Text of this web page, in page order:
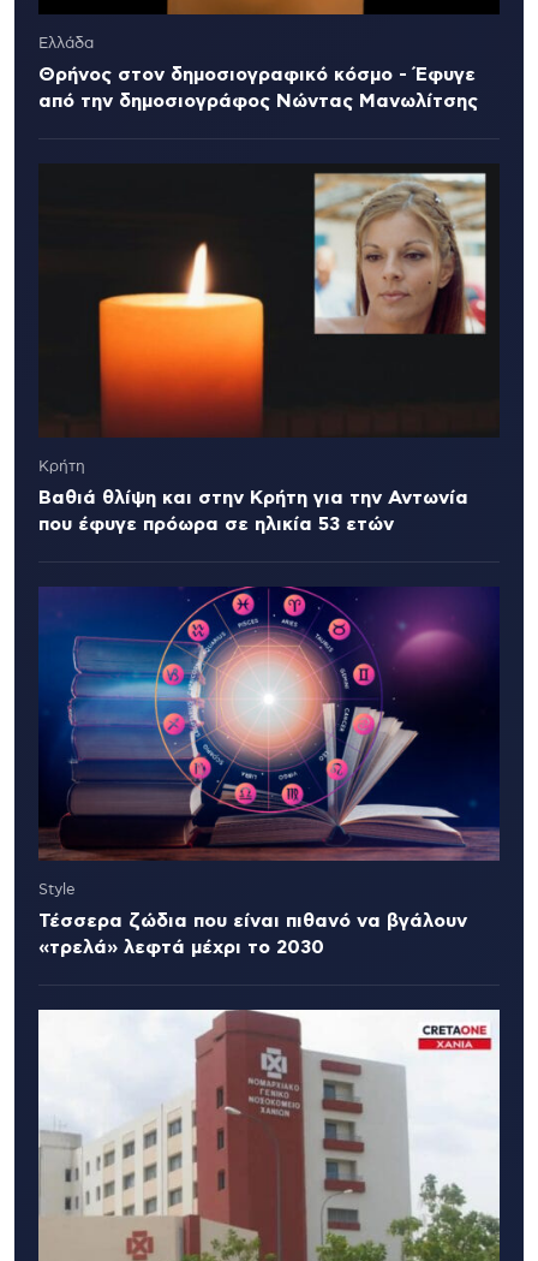
Ελλάδα
Θρήνος στον δημοσιογραφικό κόσμο - Έφυγε
από την δημοσιογράφος Νώντας Μανωλίτσης
Κρήτη
Βαθιά θλίψη και στην Κρήτη για την Αντωνία
που έφυγε πρόωρα σε ηλικία 53 ετών
Style
Τέσσερα ζώδια που είναι πιθανό να βγάλουν
«τρελά» λεφτά μέχρι το 2030